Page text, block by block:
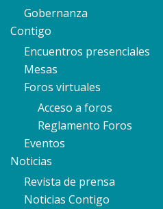
Gobernanza
Contigo
Encuentros presenciales
Mesas
Foros virtuales
Acceso a foros
Reglamento Foros
Eventos
Noticias
Revista de prensa
Noticias Contigo